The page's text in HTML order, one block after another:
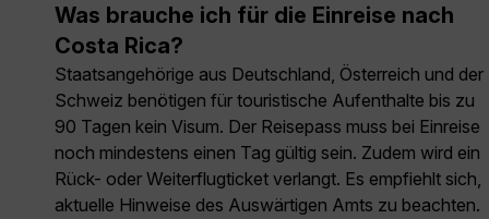
Was brauche ich für die Einreise nach
Costa Rica?
Staatsangehörige aus Deutschland, Österreich und der
Schweiz benötigen für touristische Aufenthalte bis zu
90 Tagen kein Visum. Der Reisepass muss bei Einreise
noch mindestens einen Tag gültig sein. Zudem wird ein
Rück- oder Weiterflugticket verlangt. Es empfiehlt sich,
aktuelle Hinweise des Auswärtigen Amts zu beachten.